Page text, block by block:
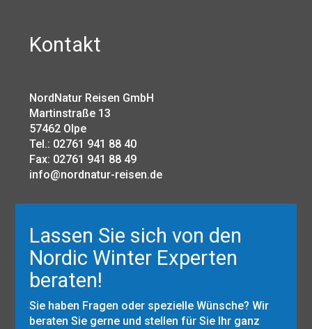
Kontakt
NordNatur Reisen GmbH
Martinstraße 13
57462 Olpe
Tel.: 02761 941 88 40
Fax: 02761 941 88 49
info@nordnatur-reisen.de
Lassen Sie sich von den
Nordic Winter Experten
beraten!
Sie haben Fragen oder spezielle Wünsche? Wir
beraten Sie gerne und stellen für Sie Ihr ganz